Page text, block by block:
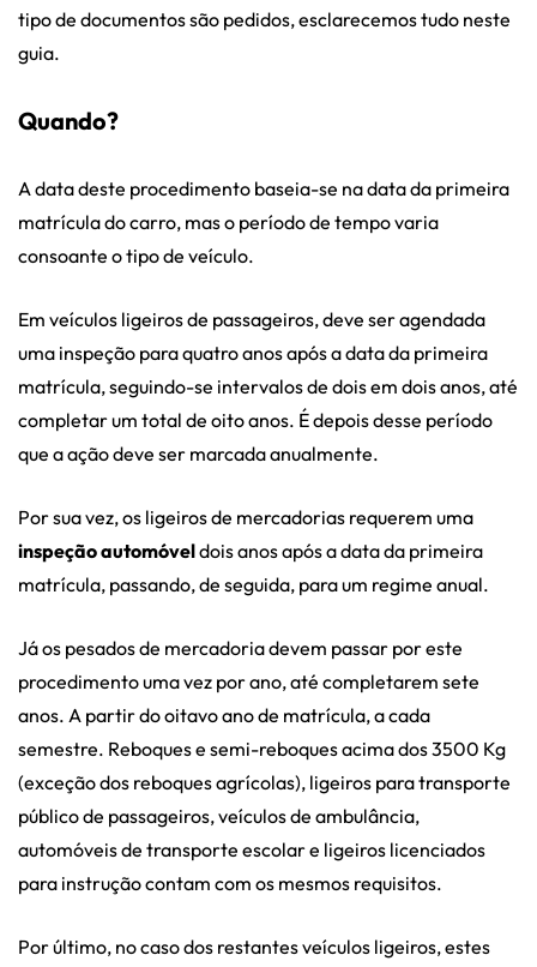
tipo de documentos são pedidos, esclarecemos tudo neste
guia.
Quando?
A data deste procedimento baseia-se na data da primeira
matrícula do carro, mas o período de tempo varia
consoante o tipo de veículo.
Em veículos ligeiros de passageiros, deve ser agendada
uma inspeção para quatro anos após a data da primeira
matrícula, seguindo-se intervalos de dois em dois anos, até
completar um total de oito anos. É depois desse período
que a ação deve ser marcada anualmente.
Por sua vez, os ligeiros de mercadorias requerem uma
inspeção automóveldois anos após a data da primeira
matrícula, passando, de seguida, para um regime anual.
Já os pesados de mercadoria devem passar por este
procedimento uma vez por ano, até completarem sete
anos. A partir do oitavo ano de matrícula, a cada
semestre. Reboques e semi-reboques acima dos 3500 Kg
(exceção dos reboques agrícolas), ligeiros para transporte
público de passageiros, veículos de ambulância,
automóveis de transporte escolar e ligeiros licenciados
para instrução contam com os mesmos requisitos.
Por último, no caso dos restantes veículos ligeiros, estes